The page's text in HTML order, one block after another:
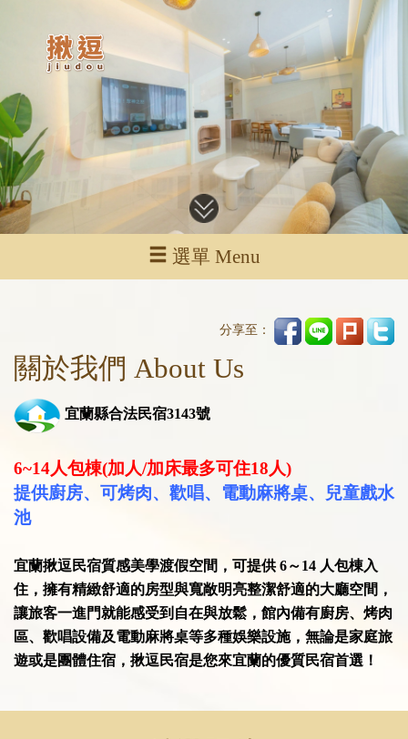
選單 Menu
分享至：
關於我們 About Us
宜蘭縣合法民宿3143號
6~14人包棟(加人/加床最多可住18人)
提供廚房、可烤肉、歡唱、電動麻將桌、兒童戲水
池
宜蘭揪逗民宿質感美學渡假空間， 可提供 6～14 人包棟入
住 ， 擁有精緻舒適的房型與寬敞明亮整潔舒適的大廳空間，
讓旅客一進門就能感受到自在與放鬆，館內備有廚房、烤肉
區、歡唱設備及電動麻將桌等多種娛樂設施， 無論是家庭旅
遊或是團體住宿，揪逗民宿是您來宜蘭的優質民宿首選！